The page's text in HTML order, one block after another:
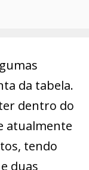
da tabela.
dentro do
atualmente
tendo
duas